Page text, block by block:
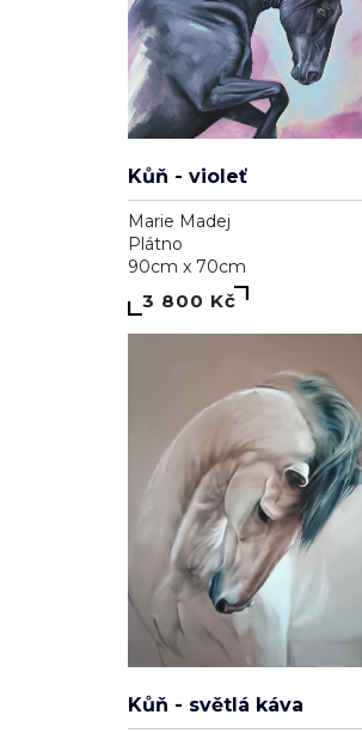
Kůň - violeť
Marie Madej
Plátno
90cm x 70cm
3 800 Kč
Kůň - světlá káva